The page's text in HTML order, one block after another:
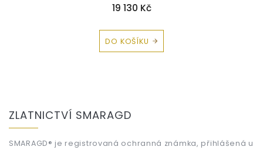
19 130 Kč
DO KOŠÍKU
ZLATNICTVÍ SMARAGD
SMARAGD® je registrovaná ochranná známka, přihlášená u